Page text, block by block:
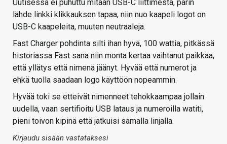
Uutisessa ei puhuttu mitään USB-C liittimestä, parin
lähde linkki klikkauksen tapaa, niin nuo kaapeli logot on
USB-C kaapeleita, muuten neutraaleja.
Fast Charger pohdinta silti ihan hyvä, 100 wattia, pitkässä
historiassa Fast sana niin monta kertaa vaihtanut paikkaa,
että yllätys että nimenä jäänyt. Hyvää että numerot ja
ehkä tuolla saadaan logo käyttöön nopeammin.
Hyvää toki se etteivät nimenneet tehokkaampaa jollain
uudella, vaan sertifioitu USB lataus ja numeroilla watiti,
pieni toivon kipinä että jatkuisi samalla linjalla.
Kirjaudu sisään vastataksesi